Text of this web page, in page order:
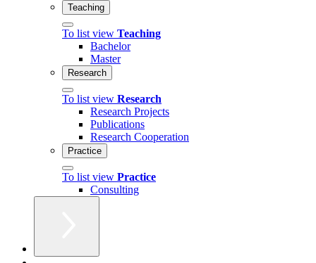
Teaching
To list view Teaching
Bachelor
Master
Research
To list view Research
Research Projects
Publications
Research Cooperation
Practice
To list view Practice
Consulting